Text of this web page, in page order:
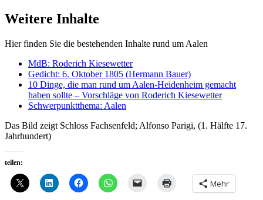
Weitere Inhalte
Hier finden Sie die bestehenden Inhalte rund um Aalen
MdB: Roderich Kiesewetter
Gedicht: 6. Oktober 1805 (Hermann Bauer)
10 Dinge, die man rund um Aalen-Heidenheim gemacht
haben sollte – Vorschläge von Roderich Kiesewetter
Schwerpunktthema: Aalen
Das Bild zeigt Schloss Fachsenfeld; Alfonso Parigi, (1. Hälfte 17.
Jahrhundert)
teilen:
Mehr